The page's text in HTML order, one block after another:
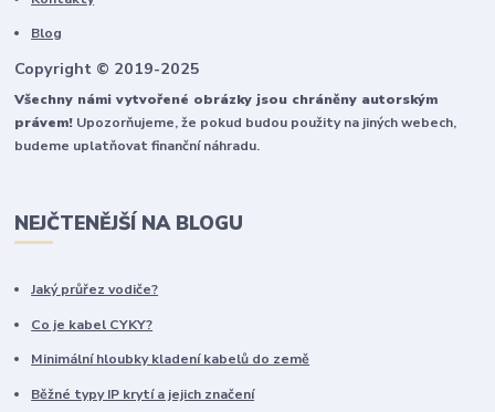
Blog
Copyright © 2019-2025
Všechny námi vytvořené obrázky jsou chráněny autorským
právem! Upozorňujeme, že pokud budou použity na jiných webech,
budeme uplatňovat finanční náhradu.
NEJČTENĚJŠÍ NA BLOGU
Jaký průřez vodiče?
Co je kabel CYKY?
Minimální hloubky kladení kabelů do země
Běžné typy IP krytí a jejich značení